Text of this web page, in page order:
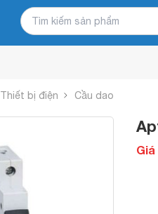
Thiết bị điện Cầu dao